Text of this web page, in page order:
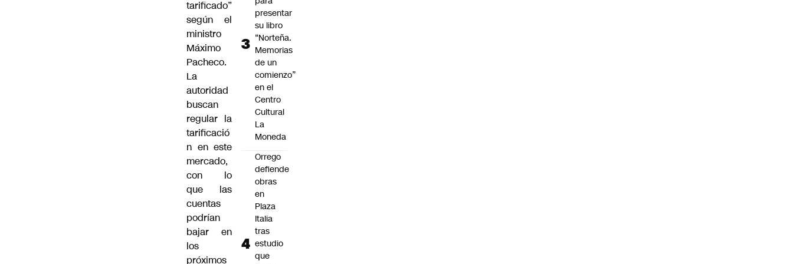
tarificado”
según el
ministro
Máximo
Pacheco.
La
autoridad
buscan
regular la
tarificació
n en este
mercado,
con lo
que las
cuentas
podrían
bajar en
los
próximos
presentar
su libro
“Norteña.
Memorias
de un
comienzo”
en el
Centro
Cultural
La
Moneda
Orrego
defiende
obras
en
Plaza
Italia
tras
estudio
que